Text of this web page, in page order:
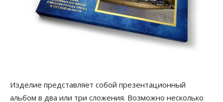
Изделие представляет собой презентационный
альбом в два или три сложения. Возможно несколько